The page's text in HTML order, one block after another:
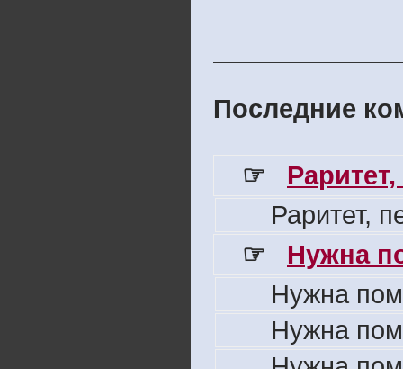
Последние
☞
Раритет,
☞
Нужна
Нужна
Нужна